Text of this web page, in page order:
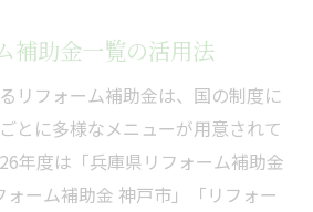
補助金一覧の活用法
リフォーム補助金は、国の制度に
とに多様なメニューが用意されて
年度は「兵庫県リフォーム補助金
ーム補助金 神戸市」「リフォー